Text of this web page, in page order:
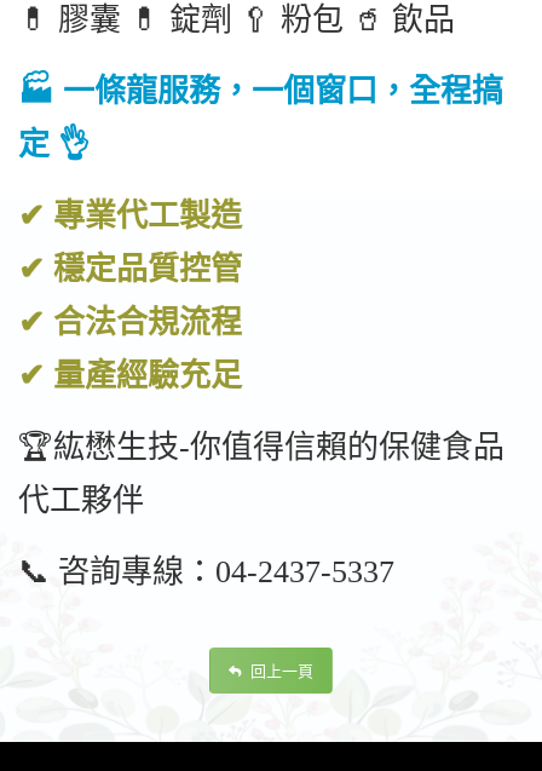
💊 膠囊 💊 錠劑 🥄 粉包 🥤 飲品
🏭 一條龍服務，一個窗口，全程搞
定 👌
✔ 專業代工製造
✔ 穩定品質控管
✔ 合法合規流程
✔ 量產經驗充足
🏆紘懋生技-你值得信賴的保健食品
代工夥伴
📞 咨詢專線：04-2437-5337
回上一頁